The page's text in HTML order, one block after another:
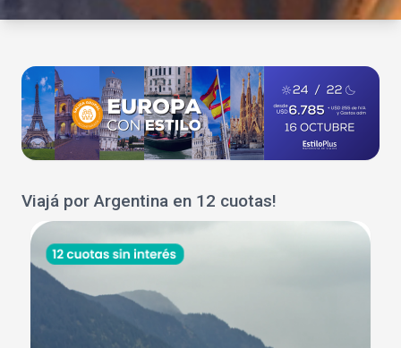
Viajá por Argentina en 12 cuotas!